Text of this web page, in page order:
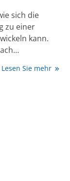
sich die
zu einer
kann.
in
Lesen Sie mehr